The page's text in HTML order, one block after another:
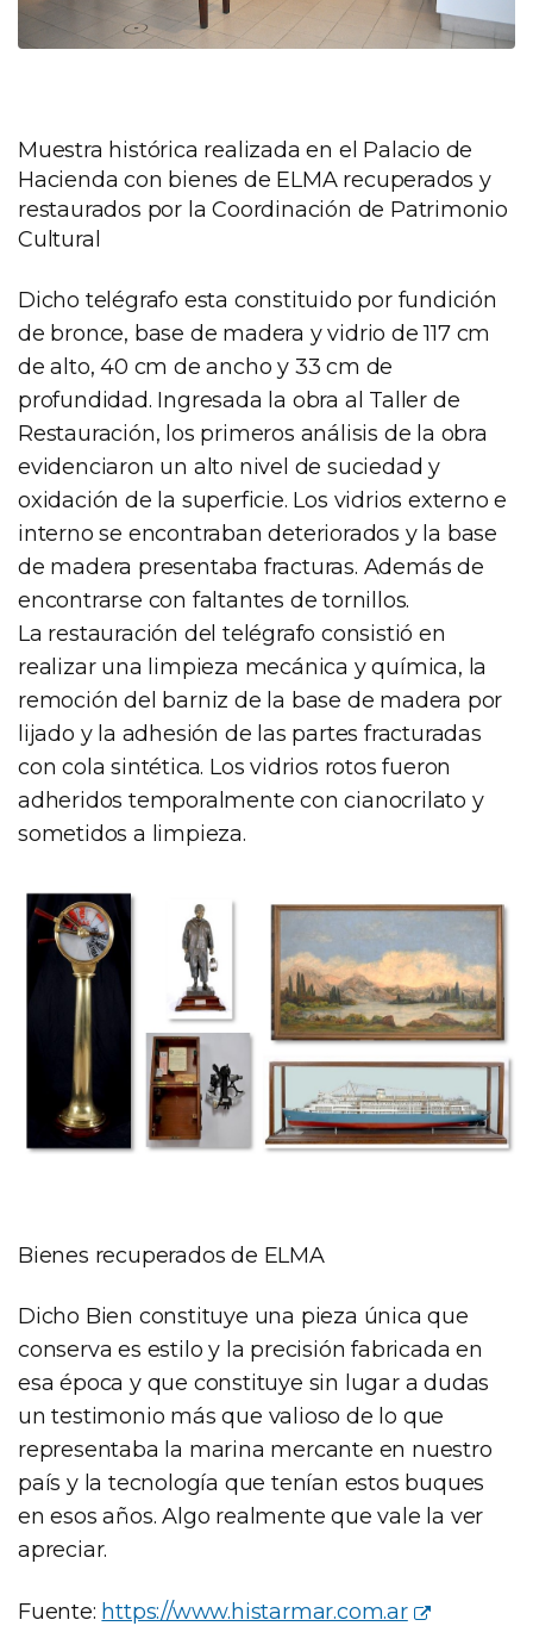
Muestra histórica realizada en el Palacio de
Hacienda con bienes de ELMA recuperados y
restaurados por la Coordinación de Patrimonio
Cultural
Dicho telégrafo esta constituido por fundición
de bronce, base de madera y vidrio de 117 cm
de alto, 40 cm de ancho y 33 cm de
profundidad. Ingresada la obra al Taller de
Restauración, los primeros análisis de la obra
evidenciaron un alto nivel de suciedad y
oxidación de la superficie. Los vidrios externo e
interno se encontraban deteriorados y la base
de madera presentaba fracturas. Además de
encontrarse con faltantes de tornillos.
La restauración del telégrafo consistió en
realizar una limpieza mecánica y química, la
remoción del barniz de la base de madera por
lijado y la adhesión de las partes fracturadas
con cola sintética. Los vidrios rotos fueron
adheridos temporalmente con cianocrilato y
sometidos a limpieza.
Bienes recuperados de ELMA
Dicho Bien constituye una pieza única que
conserva es estilo y la precisión fabricada en
esa época y que constituye sin lugar a dudas
un testimonio más que valioso de lo que
representaba la marina mercante en nuestro
país y la tecnología que tenían estos buques
en esos años. Algo realmente que vale la ver
apreciar.
Fuente: https://www.histarmar.com.ar